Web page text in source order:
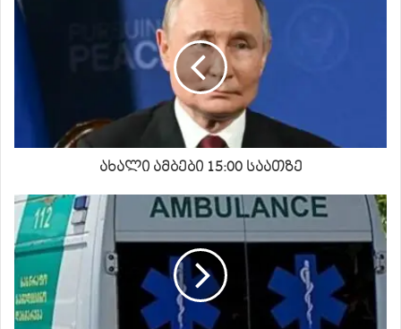
ახალი ამბები 15:00 საათზე